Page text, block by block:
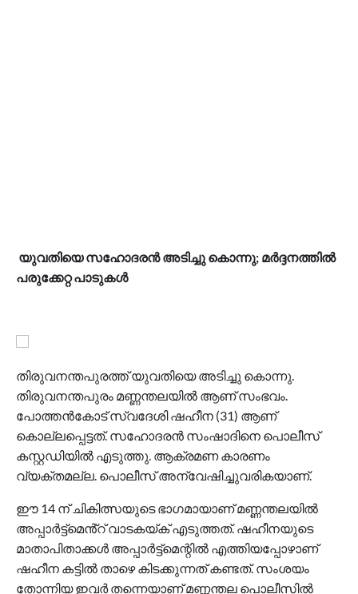
യുവതിയെ സഹോദരൻ അടിച്ചു കൊന്നു; മർദ്ദനത്തിൽ
പരുക്കേറ്റ പാടുകൾ
തിരുവനന്തപുരത്ത് യുവതിയെ അടിച്ചു കൊന്നു.
തിരുവനന്തപുരം മണ്ണന്തലയിൽ ആണ് സംഭവം.
പോത്തൻകോട് സ്വദേശി ഷഹീന (31) ആണ്
കൊല്ലപ്പെട്ടത്. സഹോദരൻ സംഷാദിനെ പൊലീസ്
കസ്റ്റഡിയിൽ എടുത്തു. ആക്രമണ കാരണം
വ്യക്തമല്ല. പൊലീസ് അന്വേഷിച്ചുവരികയാണ്.
ഈ 14 ന് ചികിത്സയുടെ ഭാഗമായാണ് മണ്ണന്തലയിൽ
അപ്പാർട്ട്മെൻ്റ് വാടകയ്ക് എടുത്തത്. ഷഹീനയുടെ
മാതാപിതാക്കൾ അപ്പാർട്ട്മെന്റിൽ എത്തിയപ്പോഴാണ്
ഷഹീന കട്ടിൽ താഴെ കിടക്കുന്നത് കണ്ടത്. സംശയം
തോന്നിയ ഇവർ തന്നെയാണ് മണ്ണന്തല പൊലീസിൽ